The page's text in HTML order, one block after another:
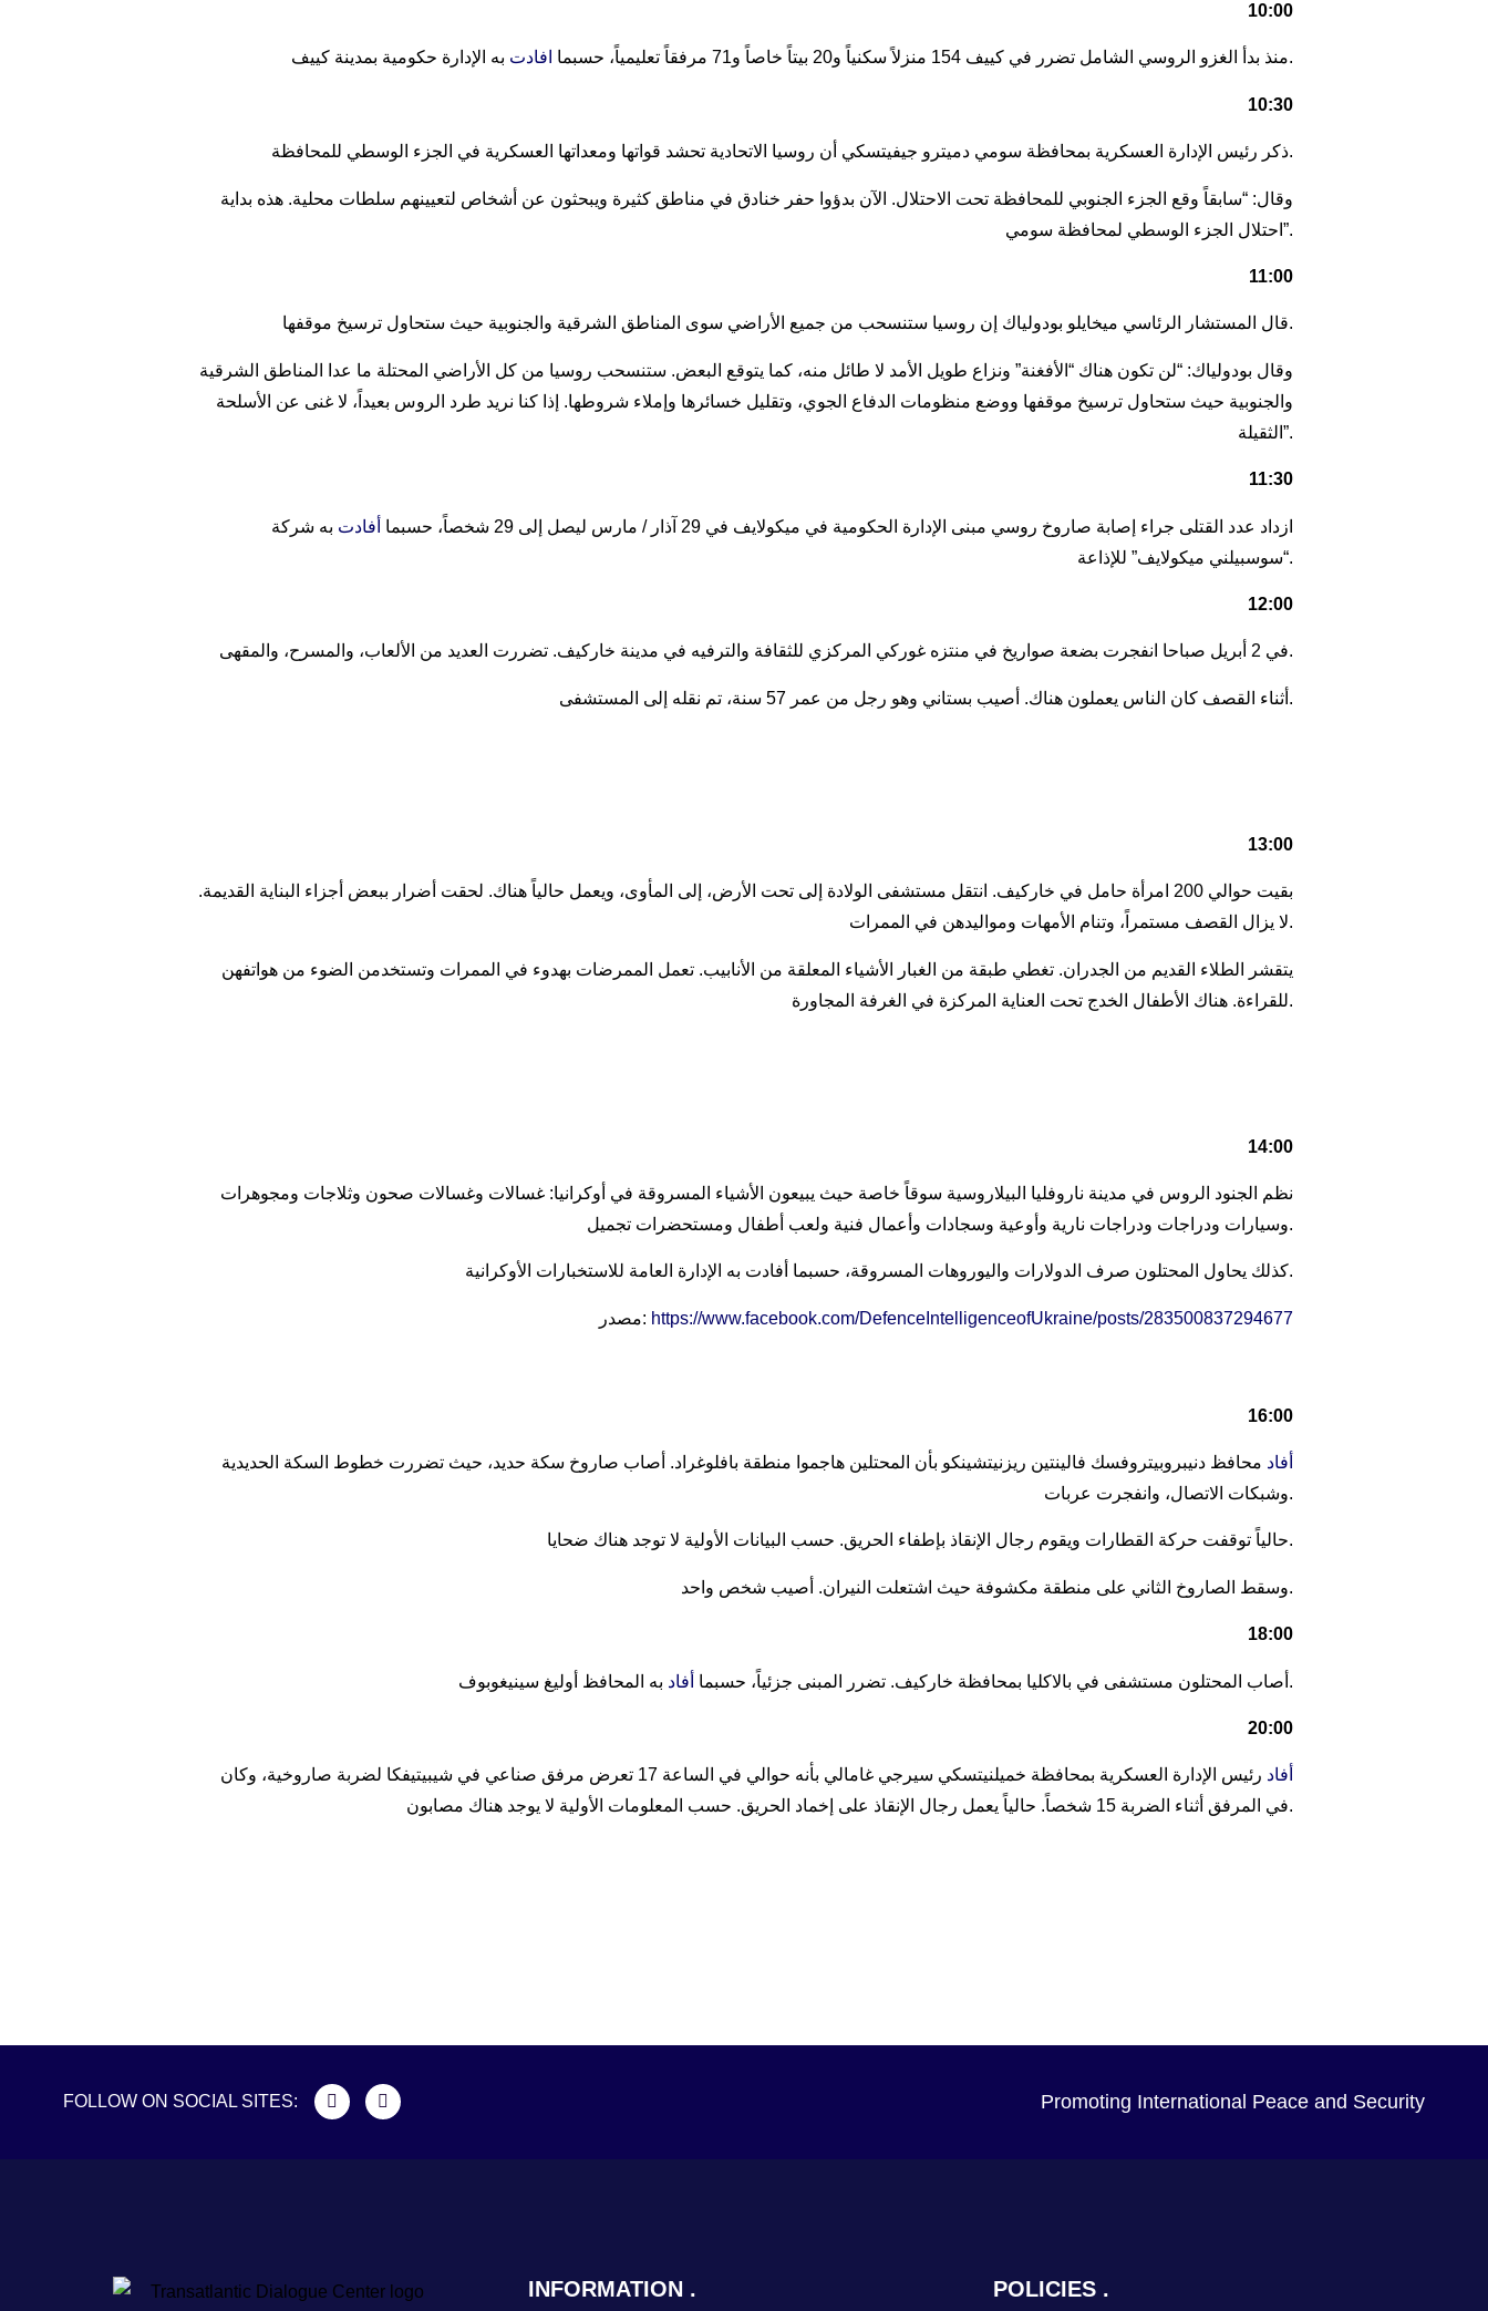
10:00
منذ بدأ الغزو الروسي الشامل تضرر في كييف 154 منزلاً سكنياً و20 بيتاً خاصاً و71 مرفقاً تعليمياً، حسبما افادت به الإدارة حكومية بمدينة كييف.
10:30
ذكر رئيس الإدارة العسكرية بمحافظة سومي دميترو جيفيتسكي أن روسيا الاتحادية تحشد قواتها ومعداتها العسكرية في الجزء الوسطي للمحافظة.
وقال: “سابقاً وقع الجزء الجنوبي للمحافظة تحت الاحتلال. الآن بدؤوا حفر خنادق في مناطق كثيرة ويبحثون عن أشخاص لتعيينهم سلطات محلية. هذه بداية
احتلال الجزء الوسطي لمحافظة سومي”.
11:00
قال المستشار الرئاسي ميخايلو بودولياك إن روسيا ستنسحب من جميع الأراضي سوى المناطق الشرقية والجنوبية حيث ستحاول ترسيخ موقفها.
وقال بودولياك: “لن تكون هناك “الأفغنة” ونزاع طويل الأمد لا طائل منه، كما يتوقع البعض. ستنسحب روسيا من كل الأراضي المحتلة ما عدا المناطق الشرقية
والجنوبية حيث ستحاول ترسيخ موقفها ووضع منظومات الدفاع الجوي، وتقليل خسائرها وإملاء شروطها. إذا كنا نريد طرد الروس بعيداً، لا غنى عن الأسلحة
الثقيلة”.
11:30
ازداد عدد القتلى جراء إصابة صاروخ روسي مبنى الإدارة الحكومية في ميكولايف في 29 آذار / مارس ليصل إلى 29 شخصاً، حسبما أفادت به شركة
“سوسبيلني ميكولايف” للإذاعة.
12:00
في 2 أبريل صباحا انفجرت بضعة صواريخ في منتزه غوركي المركزي للثقافة والترفيه في مدينة خاركيف. تضررت العديد من الألعاب، والمسرح، والمقهى.
أثناء القصف كان الناس يعملون هناك. أصيب بستاني وهو رجل من عمر 57 سنة، تم نقله إلى المستشفى.
13:00
بقيت حوالي 200 امرأة حامل في خاركيف. انتقل مستشفى الولادة إلى تحت الأرض، إلى المأوى، ويعمل حالياً هناك. لحقت أضرار ببعض أجزاء البناية القديمة.
لا يزال القصف مستمراً، وتنام الأمهات ومواليدهن في الممرات.
يتقشر الطلاء القديم من الجدران. تغطي طبقة من الغبار الأشياء المعلقة من الأنابيب. تعمل الممرضات بهدوء في الممرات وتستخدمن الضوء من هواتفهن
للقراءة. هناك الأطفال الخدج تحت العناية المركزة في الغرفة المجاورة.
14:00
نظم الجنود الروس في مدينة ناروفليا البيلاروسية سوقاً خاصة حيث يبيعون الأشياء المسروقة في أوكرانيا: غسالات وغسالات صحون وثلاجات ومجوهرات
وسيارات ودراجات ودراجات نارية وأوعية وسجادات وأعمال فنية ولعب أطفال ومستحضرات تجميل.
كذلك يحاول المحتلون صرف الدولارات واليوروهات المسروقة، حسبما أفادت به الإدارة العامة للاستخبارات الأوكرانية.
مصدر: https://www.facebook.com/DefenceIntelligenceofUkraine/posts/283500837294677
16:00
أفاد محافظ دنيبروبيتروفسك فالينتين ريزنيتشينكو بأن المحتلين هاجموا منطقة بافلوغراد. أصاب صاروخ سكة حديد، حيث تضررت خطوط السكة الحديدية
وشبكات الاتصال، وانفجرت عربات.
حالياً توقفت حركة القطارات ويقوم رجال الإنقاذ بإطفاء الحريق. حسب البيانات الأولية لا توجد هناك ضحايا.
وسقط الصاروخ الثاني على منطقة مكشوفة حيث اشتعلت النيران. أصيب شخص واحد.
18:00
أصاب المحتلون مستشفى في بالاكليا بمحافظة خاركيف. تضرر المبنى جزئياً، حسبما أفاد به المحافظ أوليغ سينيغوبوف.
20:00
أفاد
رئيس الإدارة العسكرية بمحافظة خميلنيتسكي سيرجي غامالي بأنه حوالي في الساعة 17 تعرض مرفق صناعي في شيبيتيفكا لضربة صاروخية، وكان
في المرفق أثناء الضربة 15 شخصاً. حالياً يعمل رجال الإنقاذ على إخماد الحريق. حسب المعلومات الأولية لا يوجد هناك مصابون.
FOLLOW ON SOCIAL SITES: Promoting International Peace and Security
INFORMATION POLICIES